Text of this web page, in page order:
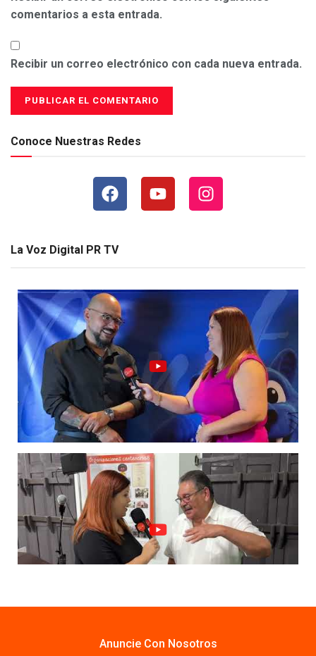
comentarios a esta entrada.
Recibir un correo electrónico con cada nueva entrada.
Conoce Nuestras Redes
La Voz Digital PR TV
Anuncie Con Nosotros